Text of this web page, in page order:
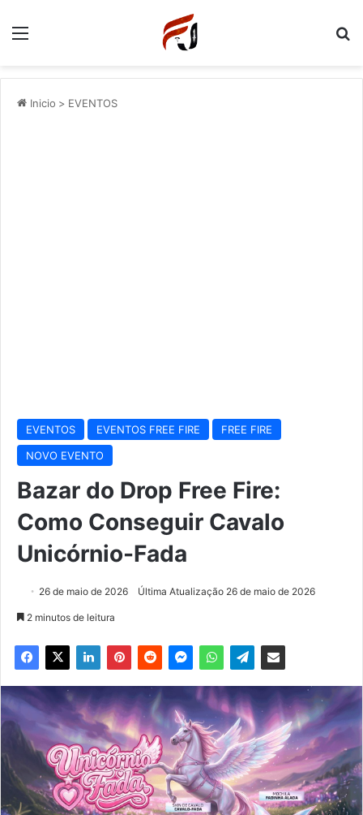
Menu
Inicio > EVENTOS
EVENTOS EVENTOS FREE FIRE
FREE FIRE
NOVO EVENTO
Bazar do Drop Free Fire:
Como Conseguir Cavalo
Unicórnio-Fada
26 de maio de 2026 Última Atualização 26 de maio de 2026
2 minutos de leitura